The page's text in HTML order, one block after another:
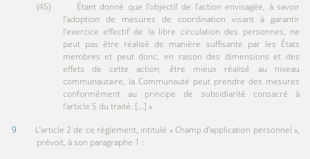
(45) Étant donné que l’objectif de l’action envisagée, à savoir
l’adoption de mesures de coordination visant à garantir
l’exercice effectif de la libre circulation des personnes, ne
peut pas être réalisé de manière suffisante par les États
membres et peut donc, en raison des dimensions et des
effets de cette action, être mieux réalisé au niveau
communautaire, la Communauté peut prendre des mesures
conformément au principe de subsidiarité consacré à
l’article 5 du traité. [...] »
9 L’article 2 de ce règlement, intitulé « Champ d’application personnel »,
prévoit, à son paragraphe 1 :